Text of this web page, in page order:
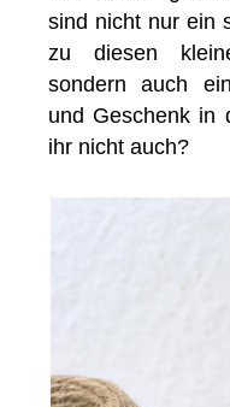
sind nicht nur ein
zu diesen
sondern auch
und Geschenk in
ihr nicht auch?